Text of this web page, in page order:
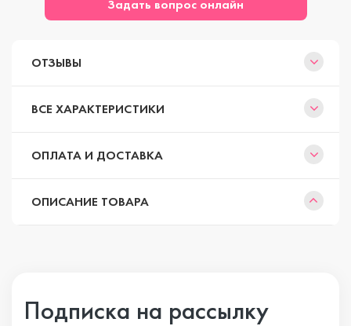
Задать вопрос онлайн
ОТЗЫВЫ
ВСЕ ХАРАКТЕРИСТИКИ
ОПЛАТА И ДОСТАВКА
ОПИСАНИЕ ТОВАРА
Подписка на рассылку